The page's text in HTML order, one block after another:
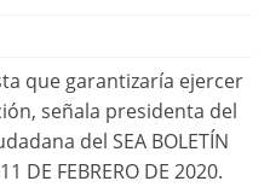
que garantizaría ejercer
señala presidenta del
del SEA BOLETÍN
DE FEBRERO DE 2020.